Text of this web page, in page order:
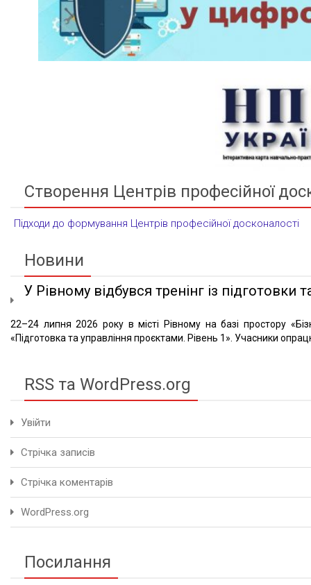
Створення Центрів професійної
Підходи до формування Центрів професійної досконалості
Новини
У Рівному відбувся тренінг із підготовки
22–24 липня 2026 року в місті Рівному на базі простору
«Підготовка та управління проєктами. Рівень 1». Учасники
RSS та WordPress.org
Увійти
Стрічка записів
Стрічка коментарів
WordPress.org
Посилання